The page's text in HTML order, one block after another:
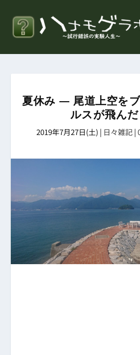
夏休み ― 尾道上空を
ルスが飛んだ
2019年7月27日(土) | 日々雑記|